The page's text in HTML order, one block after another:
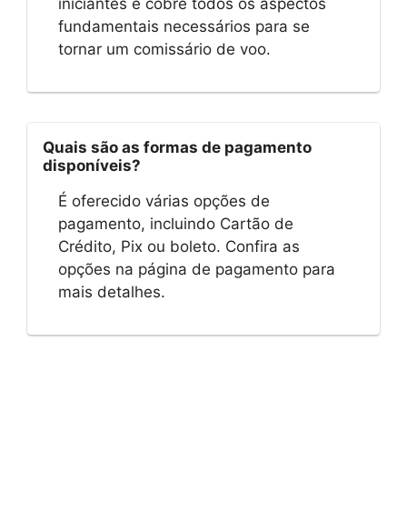
fundamentais necessários para se
tornar um comissário de voo.
Quais são as formas de pagamento
disponíveis?
É oferecido várias opções de
pagamento, incluindo Cartão de
Crédito, Pix ou boleto. Confira as
opções na página de pagamento para
mais detalhes.